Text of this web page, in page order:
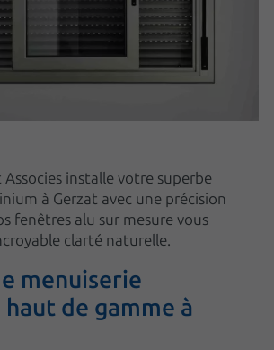
installe votre superbe
à Gerzat avec une précision
fenêtres alu sur mesure vous
clarté naturelle.
menuiserie
de gamme à